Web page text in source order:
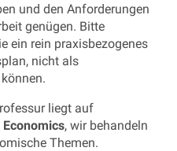
und den Anforderungen
genügen. Bitte
ein rein praxisbezogenes
nicht als
liegt auf
, wir behandeln
Themen.